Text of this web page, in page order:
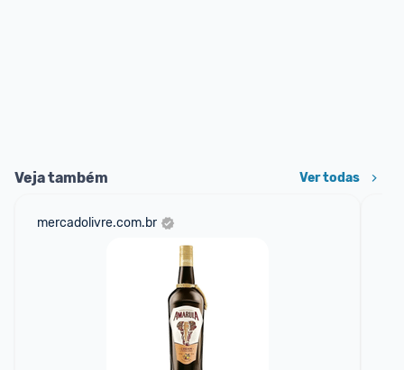
Veja também Ver todas
mercadolivre.com.br